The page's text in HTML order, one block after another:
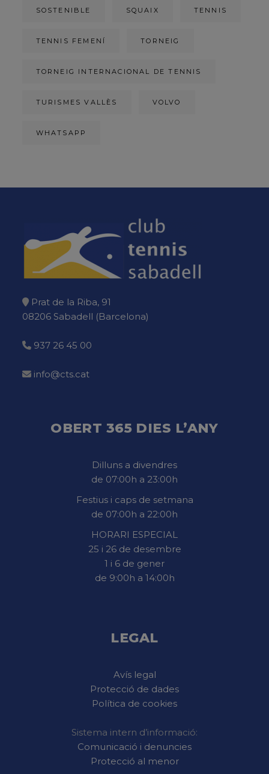
SOSTENIBLE SQUAIX TENNIS
TENNIS FEMENÍ TORNEIG
TORNEIG INTERNACIONAL DE TENNIS
TURISMES VALLÈS VOLVO
WHATSAPP
Prat de la Riba, 91
08206 Sabadell (Barcelona)
937 26 45 00
info@cts.cat
OBERT 365 DIES L’ANY
Dilluns a divendres
de 07:00h a 23:00h
Festius i caps de setmana
de 07:00h a 22:00h
HORARI ESPECIAL
25 i 26 de desembre
1 i 6 de gener
de 9:00h a 14:00h
LEGAL
Avís legal
Protecció de dades
Política de cookies
Sistema intern d’informació:
Comunicació i denuncies
Protecció al menor